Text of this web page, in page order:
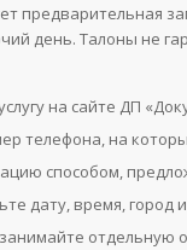
предварительная
день. Талоны не
на сайте ДП
телефона, на
способом,
дату, время, город и
отдельную